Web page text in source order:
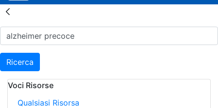
Risultati della Ricerca -
Ricerca
Voci Risorse
Qualsiasi Risorsa